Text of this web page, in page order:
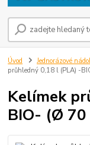
Úvod Jednorázové
průhledný 0,18 l (PLA) -
Kelímek
BIO- (Ø